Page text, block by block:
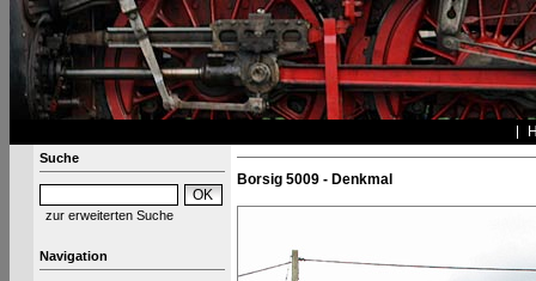
Suche
zur erweiterten Suche
Navigation
Borsig 5009 - Denkmal